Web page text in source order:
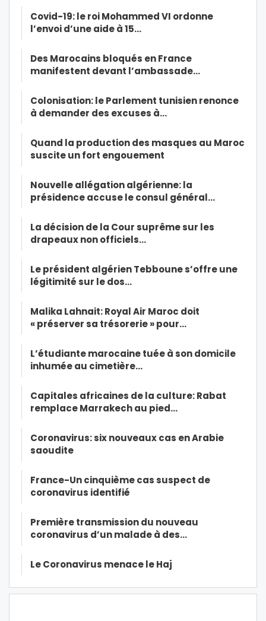
Covid-19: le roi Mohammed VI ordonne
l’envoi d’une aide à 15…
Des Marocains bloqués en France
manifestent devant l’ambassade…
Colonisation: le Parlement tunisien renonce
à demander des excuses à…
Quand la production des masques au Maroc
suscite un fort engouement
Nouvelle allégation algérienne: la
présidence accuse le consul général…
La décision de la Cour suprême sur les
drapeaux non officiels…
Le président algérien Tebboune s’offre une
légitimité sur le dos…
Malika Lahnait: Royal Air Maroc doit
« préserver sa trésorerie » pour…
L’étudiante marocaine tuée à son domicile
inhumée au cimetière…
Capitales africaines de la culture: Rabat
remplace Marrakech au pied…
Coronavirus: six nouveaux cas en Arabie
saoudite
France-Un cinquième cas suspect de
coronavirus identifié
Première transmission du nouveau
coronavirus d’un malade à des…
Le Coronavirus menace le Haj